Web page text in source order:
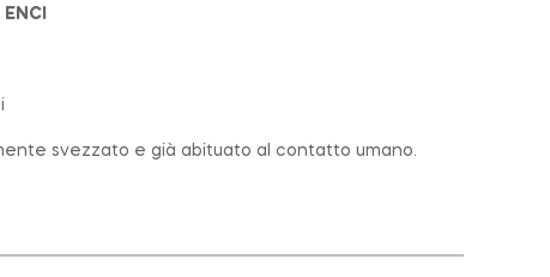
svezzato e già abituato al contatto umano.